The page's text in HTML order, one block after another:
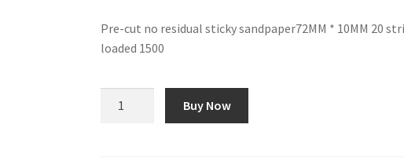
Pre-cut no residual sticky sandpaper72MM * 10MM 20
loaded 1500
Buy Now